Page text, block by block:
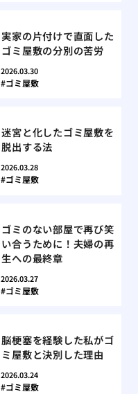
実家の片付けで直面した
ゴミ屋敷の分別の苦労
2026.03.30
ゴミ屋敷
迷宮と化したゴミ屋敷を
脱出する法
2026.03.28
ゴミ屋敷
ゴミのない部屋で再び笑
い合うために！夫婦の再
生への最終章
2026.03.27
ゴミ屋敷
脳梗塞を経験した私がゴ
ミ屋敷と決別した理由
2026.03.24
ゴミ屋敷